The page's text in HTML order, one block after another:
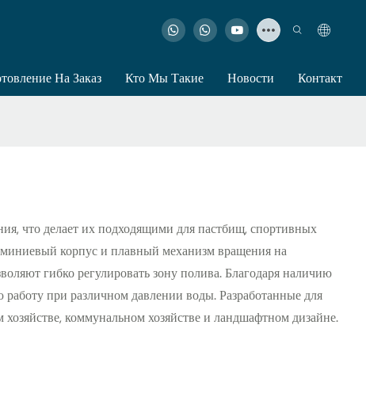
На Заказ Кто Мы Такие Новости Контакт
что делает их подходящими для пастбищ, спортивных
корпус и плавный механизм вращения на
гибко регулировать зону полива. Благодаря наличию
при различном давлении воды. Разработанные для
коммунальном хозяйстве и ландшафтном дизайне.